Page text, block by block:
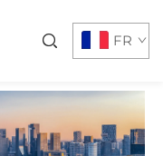
FR